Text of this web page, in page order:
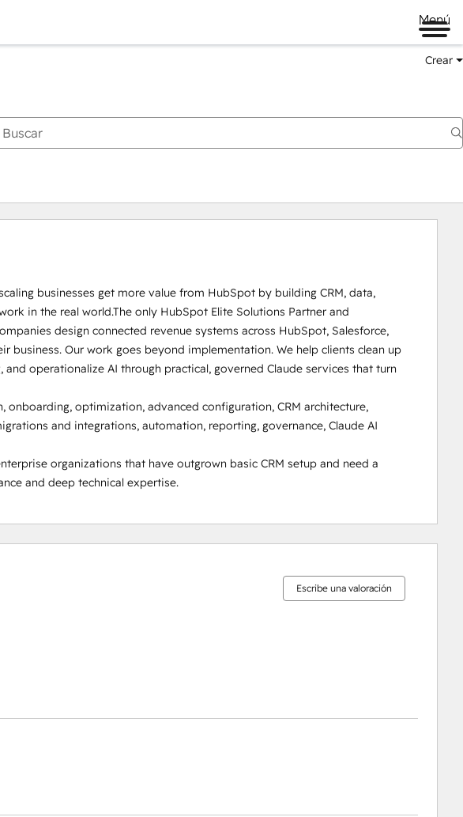
Menú
Crear
businesses get more value from HubSpot by building CRM, data,
in the real world.The only HubSpot Elite Solutions Partner and
design connected revenue systems across HubSpot, Salesforce,
business. Our work goes beyond implementation. We help clients clean up
operationalize AI through practical, governed Claude services that turn
optimization, advanced configuration, CRM architecture,
and integrations, automation, reporting, governance, Claude AI
organizations that have outgrown basic CRM setup and need a
and deep technical expertise.
Escribe una valoración